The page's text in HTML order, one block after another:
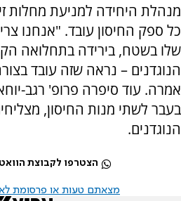
מנהלת היחידה למניעת מחלות
כל ספק החיסון עובד. "אנחנו
שלו בשטח, בירידה בתחלואה
הנוגדנים – נראה שזה עובד
אמרה. עוד סיפרה פרופ' רגב-
בעבר לשתי מנות החיסון,
הנוגדנים.
הצטרפו לקבוצת
מצאתם טעות או פרסומת לא